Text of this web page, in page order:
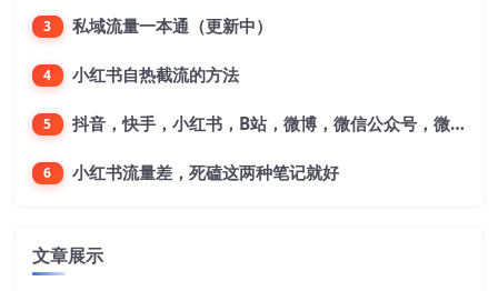
3 私域流量一本通（更新中）
4 小红书自热截流的方法
5 抖音，快手，小红书，B站，微博，微信公众号，微信视频号。每一个平台，都是不一样的机会，对应不一样的赚钱思路
6 小红书流量差，死磕这两种笔记就好
文章展示